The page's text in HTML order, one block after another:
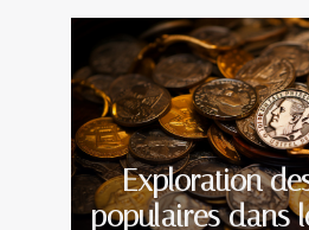
Exploration
populaires dans